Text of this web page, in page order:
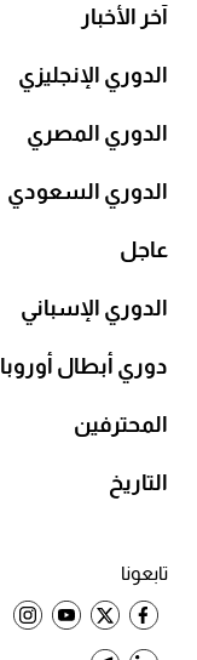
تابعونا
آخر الأخبار
الدوري الإنجليزي
الدوري المصري
الدوري السعودي
عاجل
الدوري الإسباني
دوري أبطال أوروبا
المحترفين
التاريخ